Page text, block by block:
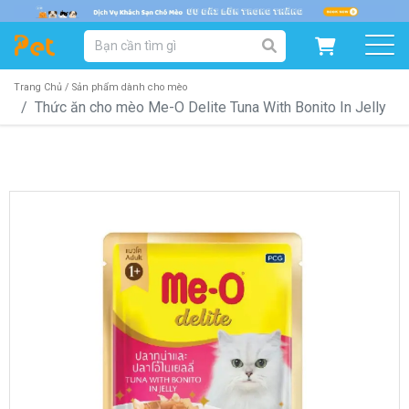
DANH MỤC SẢN PHẨM
SẢN PHẨM DÀNH CHO MÈO
Trang Chủ / Sản phẩm dành cho mèo
Thức ăn cho mèo Me-O Delite Tuna With Bonito In Jelly